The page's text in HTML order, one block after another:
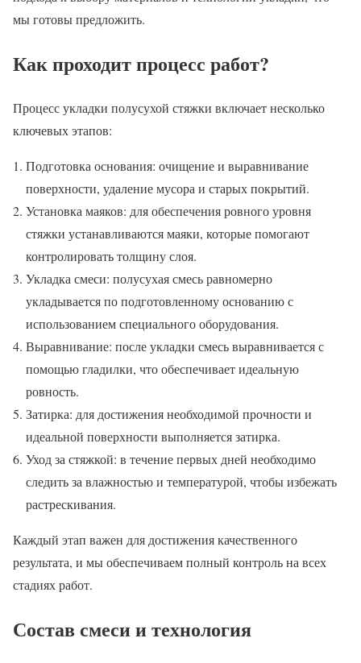
мы готовы предложить.
Как проходит процесс работ?
Процесс укладки полусухой стяжки включает несколько
ключевых этапов:
Подготовка основания: очищение и выравнивание
поверхности, удаление мусора и старых покрытий.
Установка маяков: для обеспечения ровного уровня
стяжки устанавливаются маяки, которые помогают
контролировать толщину слоя.
Укладка смеси: полусухая смесь равномерно
укладывается по подготовленному основанию с
использованием специального оборудования.
Выравнивание: после укладки смесь выравнивается с
помощью гладилки, что обеспечивает идеальную
ровность.
Затирка: для достижения необходимой прочности и
идеальной поверхности выполняется затирка.
Уход за стяжкой: в течение первых дней необходимо
следить за влажностью и температурой, чтобы избежать
растрескивания.
Каждый этап важен для достижения качественного
результата, и мы обеспечиваем полный контроль на всех
стадиях работ.
Состав смеси и технология